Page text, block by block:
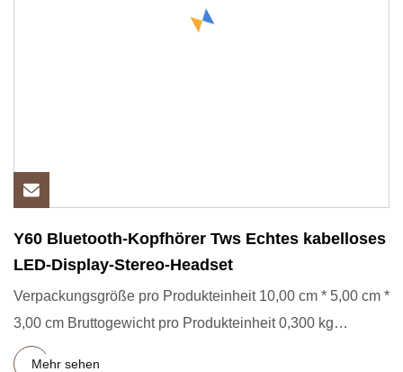
Y60 Bluetooth-Kopfhörer Tws Echtes kabelloses
LED-Display-Stereo-Headset
Verpackungsgröße pro Produkteinheit 10,00 cm * 5,00 cm *
3,00 cm Bruttogewicht pro Produkteinheit 0,300 kg
Unternehmensi
Mehr sehen